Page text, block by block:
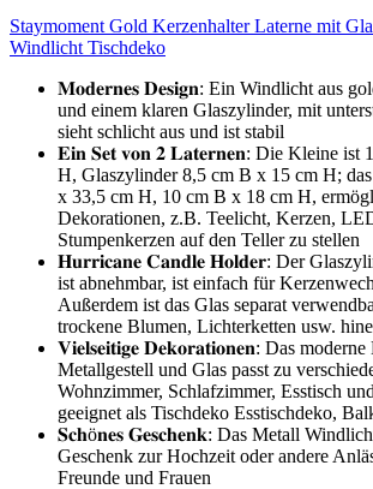
Staymoment Gold Kerzenhalter Laterne mit
Windlicht Tischdeko
𝐌𝐨𝐝𝐞𝐫𝐧𝐞𝐬 𝐃𝐞𝐬𝐢𝐠𝐧: Ein Windlicht aus
und einem klaren Glaszylinder, mit
sieht schlicht aus und ist stabil
𝐄𝐢𝐧 𝐒𝐞𝐭 𝐯𝐨𝐧 𝟐 𝐋𝐚𝐭𝐞𝐫𝐧𝐞𝐧: Die Kleine ist
H, Glaszylinder 8,5 cm B x 15 cm H;
x 33,5 cm H, 10 cm B x 18 cm H,
Dekorationen, z.B. Teelicht, Kerzen,
Stumpenkerzen auf den Teller zu stellen
𝐇𝐮𝐫𝐫𝐢𝐜𝐚𝐧𝐞 𝐂𝐚𝐧𝐝𝐥𝐞 𝐇𝐨𝐥𝐝𝐞𝐫: Der
ist abnehmbar, ist einfach für
Außerdem ist das Glas separat
trockene Blumen, Lichterketten usw.
𝐕𝐢𝐞𝐥𝐬𝐞𝐢𝐭𝐢𝐠𝐞 𝐃𝐞𝐤𝐨𝐫𝐚𝐭𝐢𝐨𝐧𝐞𝐧: Das
Metallgestell und Glas passt zu
Wohnzimmer, Schlafzimmer, Esstisch
geeignet als Tischdeko Esstischdeko,
𝐒𝐜𝐡ö𝐧𝐞𝐬 𝐆𝐞𝐬𝐜𝐡𝐞𝐧𝐤: Das Metall
Geschenk zur Hochzeit oder andere
Freunde und Frauen